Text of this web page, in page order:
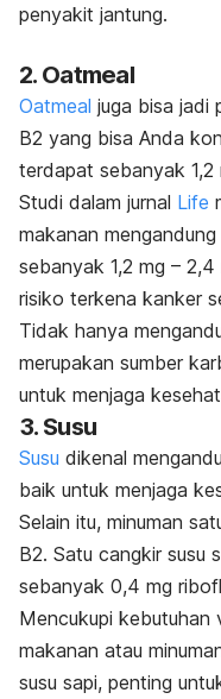
penyakit jantung.
2. Oatmeal
Oatmeal juga bisa jadi
B2 yang bisa Anda
terdapat sebanyak 1,2
Studi dalam jurnal Life
makanan
sebanyak 1,2 mg –
risiko terkena kanker
Tidak hanya
merupakan sumber
untuk menjaga
3. Susu
Susu dikenal
baik untuk menjaga
Selain itu, minuman
B2. Satu cangkir susu
sebanyak 0,4 mg
Mencukupi kebutuhan
makanan atau
susu sapi, penting